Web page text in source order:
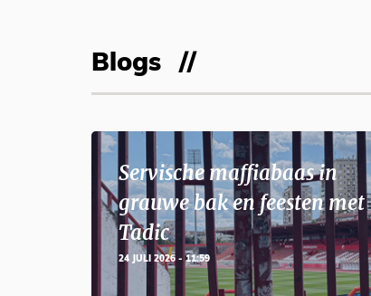
Blogs
Servische maffiabaas in
grauwe bak en feesten met
Tadic
24 JULI 2026 - 11:59